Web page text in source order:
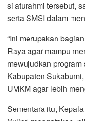
silaturahmi tersebut,
serta SMSI dalam
“Ini merupakan
Raya agar mampu
mewujudkan program
Kabupaten
UMKM agar lebih
Sementara itu,